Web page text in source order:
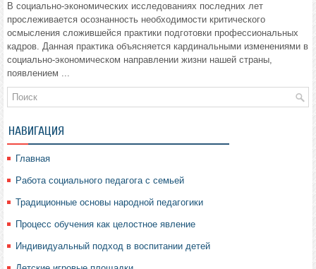
В социально-экономических исследованиях последних лет
прослеживается осознанность необходимости критического
осмысления сложившейся практики подготовки профессиональных
кадров. Данная практика объясняется кардинальными изменениями в
социально-экономическом направлении жизни нашей страны,
появлением ...
НАВИГАЦИЯ
Главная
Работа социального педагога с семьей
Традиционные основы народной педагогики
Процесс обучения как целостное явление
Индивидуальный подход в воспитании детей